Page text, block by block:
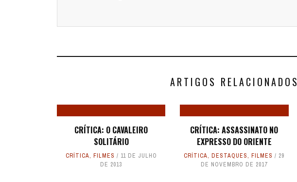
ARTIGOS RELACIONADOS
CRÍTICA: O CAVALEIRO
SOLITÁRIO
CRÍTICA, FILMES
11 DE JULHO
DE 2013
CRÍTICA: ASSASSINATO NO
EXPRESSO DO ORIENTE
CRÍTICA,DESTAQUES,FILMES
29
DE NOVEMBRO DE 2017